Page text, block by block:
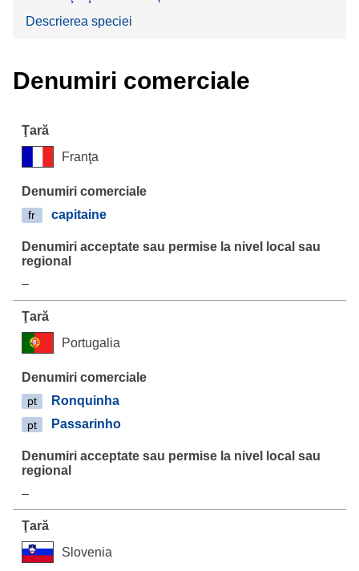
Descrierea speciei
Denumiri comerciale
Franţa
fr capitaine
–
Portugalia
pt Ronquinha
pt Passarinho
–
Slovenia